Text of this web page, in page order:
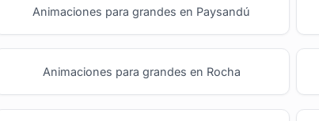
Animaciones para grandes en Paysandú
Animaciones para grandes en Rocha